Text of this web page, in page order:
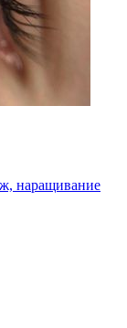
наращивание